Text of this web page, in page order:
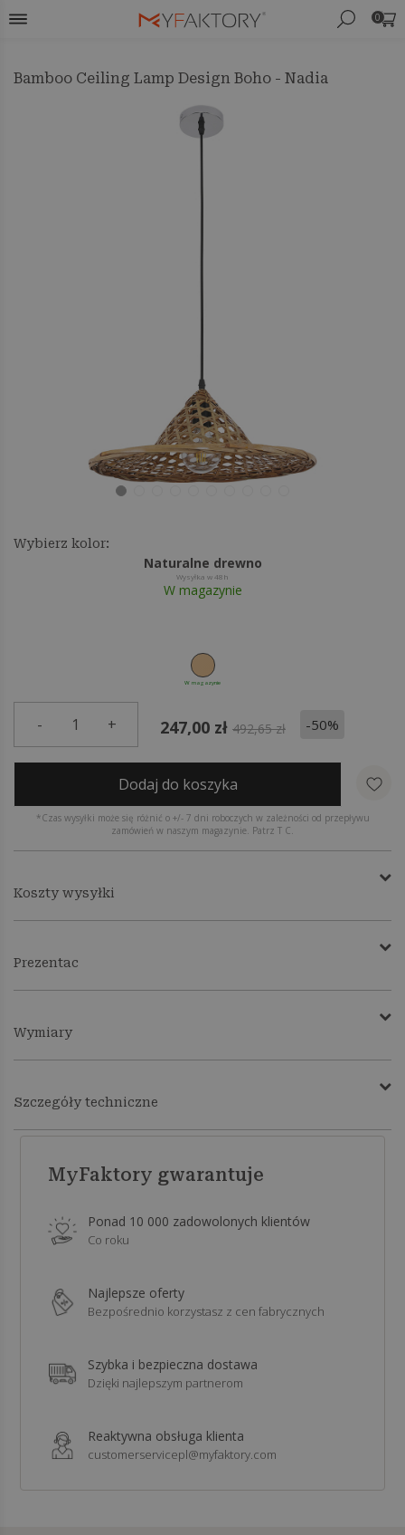
0
Bamboo Ceiling Lamp Design Boho - Nadia
Wybierz kolor:
Naturalne drewno
Wysyłka w 48h
W magazynie
W magazynie
- 1 + 247,00 zł 492,65 zł -50%
Dodaj do koszyka
*Czas wysyłki może się różnić o +/- 7 dni roboczych w zależności od przepływu
zamówień w naszym magazynie. Patrz T C.
Koszty wysyłki
Prezentac
Wymiary
Szczegóły techniczne
MyFaktory gwarantuje
Ponad 10 000 zadowolonych klientów
Co roku
Najlepsze oferty
Bezpośrednio korzystasz z cen fabrycznych
Szybka i bezpieczna dostawa
Dzięki najlepszym partnerom
Reaktywna obsługa klienta
customerservicepl@myfaktory.com